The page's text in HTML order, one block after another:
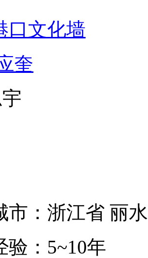
口文化墙
奎
市： 浙江省 丽
： 5~10年